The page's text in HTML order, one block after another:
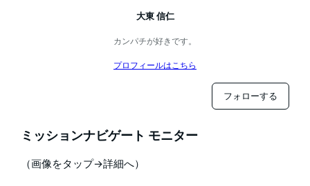
大東 信仁
カンパチが好きです。
プロフィールはこちら
フォローする
ミッションナビゲート モニター
（画像をタップ→詳細へ）